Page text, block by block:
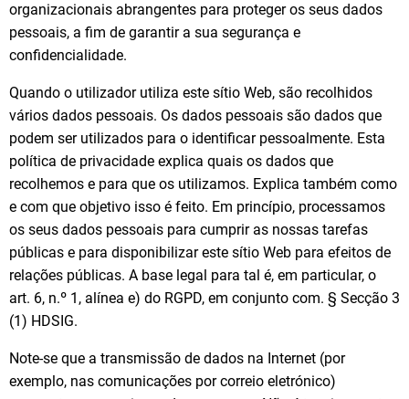
organizacionais abrangentes para proteger os seus dados
pessoais, a fim de garantir a sua segurança e
confidencialidade.
Quando o utilizador utiliza este sítio Web, são recolhidos
vários dados pessoais. Os dados pessoais são dados que
podem ser utilizados para o identificar pessoalmente. Esta
política de privacidade explica quais os dados que
recolhemos e para que os utilizamos. Explica também como
e com que objetivo isso é feito. Em princípio, processamos
os seus dados pessoais para cumprir as nossas tarefas
públicas e para disponibilizar este sítio Web para efeitos de
relações públicas. A base legal para tal é, em particular, o
art. 6, n.º 1, alínea e) do RGPD, em conjunto com. § Secção 3
(1) HDSIG.
Note-se que a transmissão de dados na Internet (por
exemplo, nas comunicações por correio eletrónico)